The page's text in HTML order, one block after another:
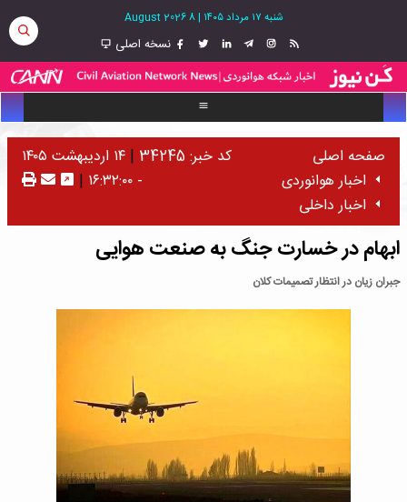
شنبه ۱۷ مرداد ۱۴۰۵ |
8 August 2026
نسخه اصلی
صفحه اصلی
اخبار هوانوردی
اخبار داخلی
کد خبر: 34245 |
۱۴ اردیبهشت ۱۴۰۵
- ۱۶:۳۲:۰۰
|
ابهام در خسارت جنگ به صنعت هوایی
جبران زیان در انتظار تصمیمات کلان